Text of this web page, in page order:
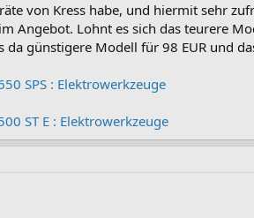
von Kress habe, und hiermit sehr
Angebot. Lohnt es sich das teurere
da günstigere Modell für 98 EUR und
SPS : Elektrowerkzeuge
ST E : Elektrowerkzeuge